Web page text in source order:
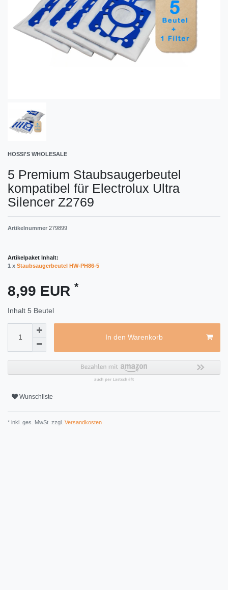
HOSSI'S WHOLESALE
5 Premium Staubsaugerbeutel
kompatibel für Electrolux Ultra
Silencer Z2769
Artikelnummer 279899
Artikelpaket Inhalt:
1 x Staubsaugerbeutel HW-PH86-5
8,99 EUR *
Inhalt 5 Beutel
In den Warenkorb
Wunschliste
* inkl. ges. MwSt. zzgl. Versandkosten